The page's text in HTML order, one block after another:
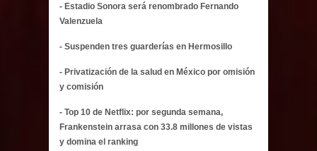
- Estadio Sonora será renombrado Fernando
Valenzuela
- Suspenden tres guarderías en Hermosillo
- Privatización de la salud en México por omisión
y comisión
- Top 10 de Netflix: por segunda semana,
Frankenstein arrasa con 33.8 millones de vistas
y domina el ranking